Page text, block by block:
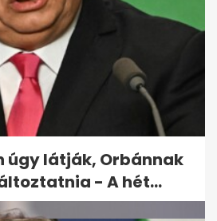
mikor állhat fel a
Hivatal
úgy látják, Orbánnak
- A hét...